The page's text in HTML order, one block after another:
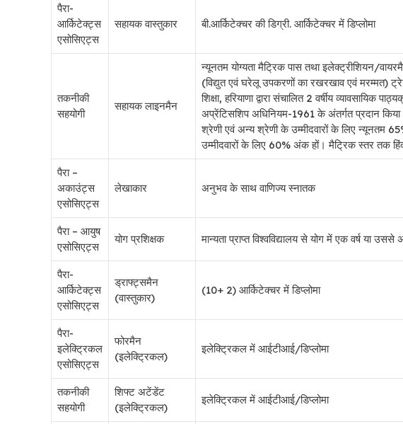
पैरा-
आर्किटेक्ट्स
एसोसिएट्स
सहायक वास्तुकार बी.आर्किटेक्चर की डिग्री. आर्किटेक्चर में डिप्लोमा
तकनीकी
सहयोगी
सहायक लाइनमैन
न्यूनतम योग्यता मैट्रिक पास तथा इलेक्ट्रीशियन/
(विद्युत एवं घरेलू उपकरणों का रखरखाव एवं मरम्मत)
शिक्षा, हरियाणा द्वारा संचालित 2 वर्षीय व्यावसायिक
अप्रेंटिसशिप अधिनियम-1961 के अंतर्गत प्रदान किया
श्रेणी एवं अन्य श्रेणी के उम्मीदवारों के लिए न्यूनतम
उम्मीदवारों के लिए 60% अंक हों। मैट्रिक स्तर तक
पैरा –
अकाउंट्स
एसोसिएट्स
लेखाकार अनुभव के साथ वाणिज्य स्नातक
पैरा – आयुष
एसोसिएट्स
योग प्रशिक्षक मान्यता प्राप्त विश्वविद्यालय से योग में एक वर्ष या उससे
पैरा-
आर्किटेक्ट्स
एसोसिएट्स
ड्राफ्ट्समैन
(वास्तुकार)
(10+ 2) आर्किटेक्चर में डिप्लोमा
पैरा-
इलेक्ट्रिकल
एसोसिएट्स
फोरमैन
(इलेक्ट्रिकल)
इलेक्ट्रिकल में आईटीआई/डिप्लोमा
तकनीकी
सहयोगी
शिफ्ट अटेंडेंट
(इलेक्ट्रिकल)
इलेक्ट्रिकल में आईटीआई/डिप्लोमा